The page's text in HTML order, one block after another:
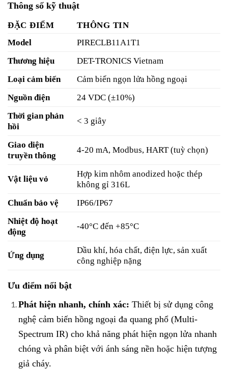
Thông số kỹ thuật
ĐẶC ĐIỂM
THÔNG TIN
Model
PIRECLB11A1T1
Thương hiệu
DET-TRONICS Vietnam
Loại cảm biến
Cảm biến ngọn lửa hồng ngoại
Nguồn điện
24 VDC (±10%)
Thời gian phản
hồi
< 3 giây
Giao diện
truyền thông
4-20 mA, Modbus, HART (tuỳ chọn)
Vật liệu vỏ
Hợp kim nhôm anodized hoặc thép
không gỉ 316L
Chuẩn bảo vệ
IP66/IP67
Nhiệt độ hoạt
động
-40°C đến +85°C
Ứng dụng
Dầu khí, hóa chất, điện lực, sản xuất
công nghiệp nặng
Ưu điểm nổi bật
Phát hiện nhanh, chính xác: Thiết bị sử dụng công
nghệ cảm biến hồng ngoại đa quang phổ (Multi-
Spectrum IR) cho khả năng phát hiện ngọn lửa nhanh
chóng và phân biệt với ánh sáng nền hoặc hiện tượng
giả cháy.